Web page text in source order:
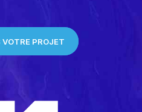
VOTRE PROJET